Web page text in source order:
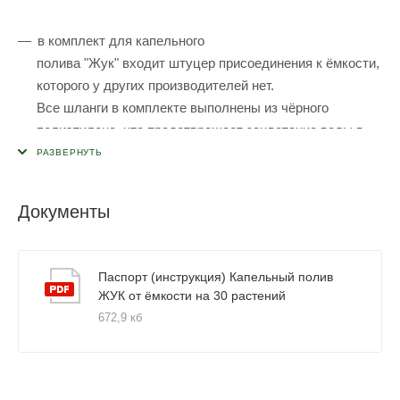
в комплект для капельного
полива "Жук" входит штуцер присоединения к ёмкости,
которого у других производителей нет.
Все шланги в комплекте выполнены из чёрного
полиэтилена, что предотвращает зацветание воды в
полостях шлангов;
канала;
комплекте предусмотрено шило;
тройники большие, уголки в комплекте
Документы
Паспорт (инструкция) Капельный полив
ЖУК от ёмкости на 30 растений
672,9 кб